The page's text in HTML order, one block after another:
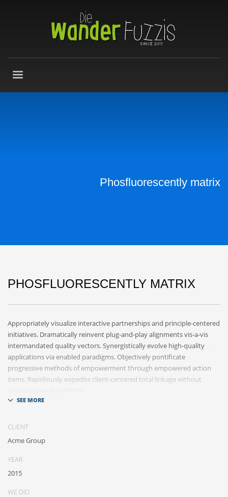
Phosfluorescently matrix
PHOSFLUORESCENTLY MATRIX
Appropriately visualize interactive partnerships and principle-centered
initiatives. Dramatically reinvent plug-and-play alignments vis-a-vis
intermandated quality vectors. Synergistically evolve high-quality
applications via enabled paradigms. Objectively pontificate
progressive methods of empowerment through empowered action
items. Rapidiously expedite client-centered total linkage without
CLIENT
Acme Group
YEAR
2015
WE DID